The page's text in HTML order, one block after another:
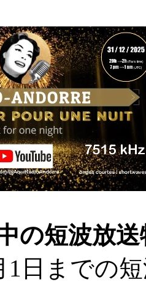
の短波放
1日までの